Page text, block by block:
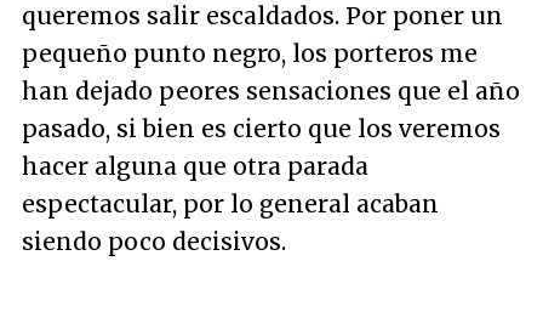
queremos salir escaldados. Por poner un
pequeño punto negro, los porteros me
han dejado peores sensaciones que el año
pasado, si bien es cierto que los veremos
hacer alguna que otra parada
espectacular, por lo general acaban
siendo poco decisivos.